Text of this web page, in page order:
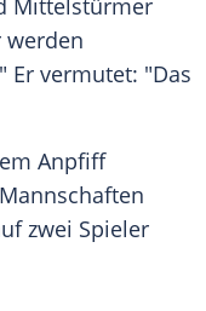
Mittelstürmer
werden
Er vermutet: "Das
Anpfiff
zwei Spieler